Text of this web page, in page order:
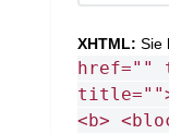
XHTML: Sie
href=""
<b>